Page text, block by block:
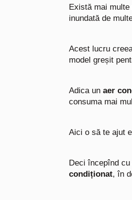
Există mai multe
inundată de
Acest lucru
model greșit
Adica un aer
consuma mai
Aici o să te ajut
Deci începînd
condiționat, în